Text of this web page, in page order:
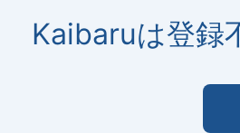
Kaibaruは登録